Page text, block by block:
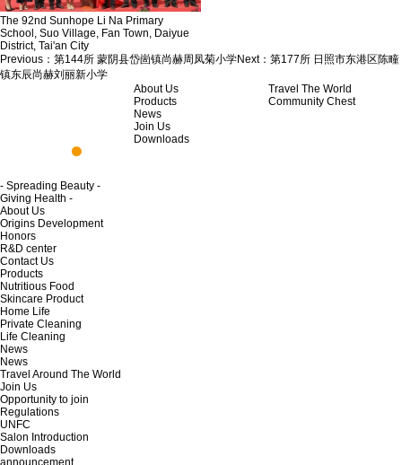
The 92nd Sunhope Li Na Primary
School, Suo Village, Fan Town, Daiyue
District, Tai'an City
Previous： 第144所 蒙阴县岱崮镇尚赫周凤菊小学Next： 第177所 日照市东港区陈疃
镇东辰尚赫刘丽新小学
- Spreading Beauty -
Giving Health -
About Us
Products
News
Join Us
Downloads
Travel The World
Community Chest
About Us
Origins Development
Honors
R&D center
Contact Us
Products
Nutritious Food
Skincare Product
Home Life
Private Cleaning
Life Cleaning
News
News
Travel Around The World
Join Us
Opportunity to join
Regulations
UNFC
Salon Introduction
Downloads